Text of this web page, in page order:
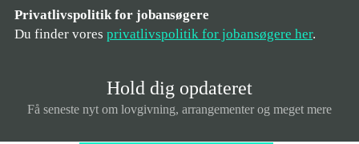
Privatlivspolitik for jobansøgere
Du finder vores privatlivspolitik for jobansøgere her.
Hold dig opdateret
Få seneste nyt om lovgivning, arrangementer og meget mere